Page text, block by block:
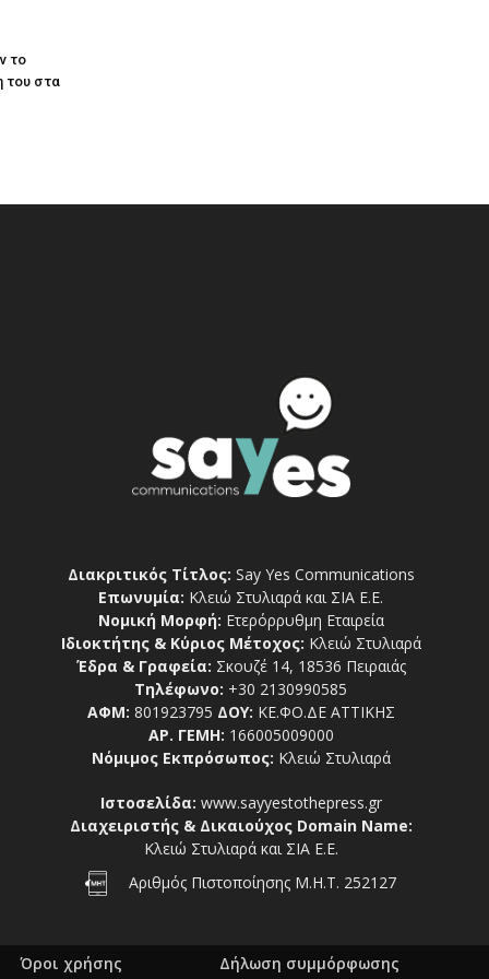
το
του στα
Διακριτικός Τίτλος: Say Yes Communications
Επωνυμία: Κλειώ Στυλιαρά και ΣΙΑ Ε.Ε.
Νομική Μορφή: Ετερόρρυθμη Εταιρεία
Ιδιοκτήτης & Κύριος Μέτοχος: Κλειώ Στυλιαρά
Έδρα & Γραφεία: Σκουζέ 14, 18536 Πειραιάς
Τηλέφωνο: +30 2130990585
ΑΦΜ: 801923795 ΔΟΥ: ΚΕ.ΦΟ.ΔΕ ΑΤΤΙΚΗΣ
ΑΡ. ΓΕΜΗ: 166005009000
Νόμιμος Εκπρόσωπος: Κλειώ Στυλιαρά
Ιστοσελίδα: www.sayyestothepress.gr
Διαχειριστής & Δικαιούχος Domain Name:
Κλειώ Στυλιαρά και ΣΙΑ Ε.Ε.
Αριθμός Πιστοποίησης Μ.Η.Τ. 252127
Όροι χρήσης Δήλωση συμμόρφωσης